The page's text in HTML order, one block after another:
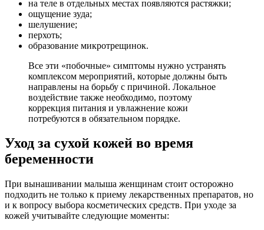
на теле в отдельных местах появляются растяжки;
ощущение зуда;
шелушение;
перхоть;
образование микротрещинок.
Все эти «побочные» симптомы нужно устранять
комплексом мероприятий, которые должны быть
направлены на борьбу с причиной. Локальное
воздействие также необходимо, поэтому
коррекция питания и увлажнение кожи
потребуются в обязательном порядке.
Уход за сухой кожей во время
беременности
При вынашивании малыша женщинам стоит осторожно
подходить не только к приему лекарственных препаратов, но
и к вопросу выбора косметических средств. При уходе за
кожей учитывайте следующие моменты: